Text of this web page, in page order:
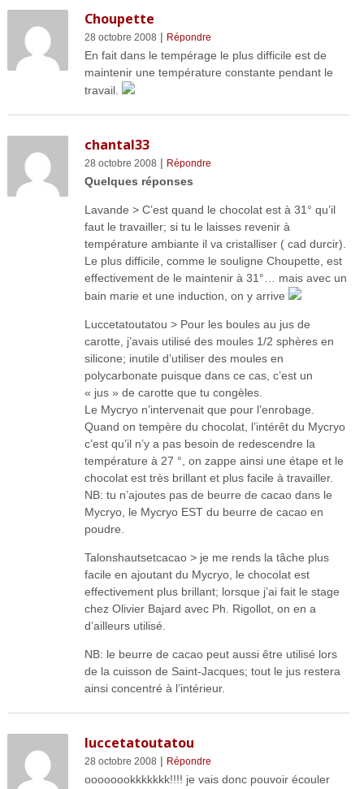
Choupette
28 octobre 2008 | Répondre
En fait dans le tempérage le plus difficile est de
maintenir une température constante pendant le
travail.
chantal33
28 octobre 2008 | Répondre
Quelques réponses
Lavande > C’est quand le chocolat est à 31° qu’il
faut le travailler; si tu le laisses revenir à
température ambiante il va cristalliser ( cad durcir).
Le plus difficile, comme le souligne Choupette, est
effectivement de le maintenir à 31°… mais avec un
bain marie et une induction, on y arrive
Luccetatoutatou > Pour les boules au jus de
carotte, j’avais utilisé des moules 1/2 sphères en
silicone; inutile d’utiliser des moules en
polycarbonate puisque dans ce cas, c’est un
« jus » de carotte que tu congèles.
Le Mycryo n’intervenait que pour l’enrobage.
Quand on tempère du chocolat, l’intérêt du Mycryo
c’est qu’il n’y a pas besoin de redescendre la
température à 27 °, on zappe ainsi une étape et le
chocolat est très brillant et plus facile à travailler.
NB: tu n’ajoutes pas de beurre de cacao dans le
Mycryo, le Mycryo EST du beurre de cacao en
poudre.
Talonshautsetcacao > je me rends la tâche plus
facile en ajoutant du Mycryo, le chocolat est
effectivement plus brillant; lorsque j’ai fait le stage
chez Olivier Bajard avec Ph. Rigollot, on en a
d’ailleurs utilisé.
NB: le beurre de cacao peut aussi être utilisé lors
de la cuisson de Saint-Jacques; tout le jus restera
ainsi concentré à l’intérieur.
luccetatoutatou
28 octobre 2008 | Répondre
oooooookkkkkkk!!!! je vais donc pouvoir écouler